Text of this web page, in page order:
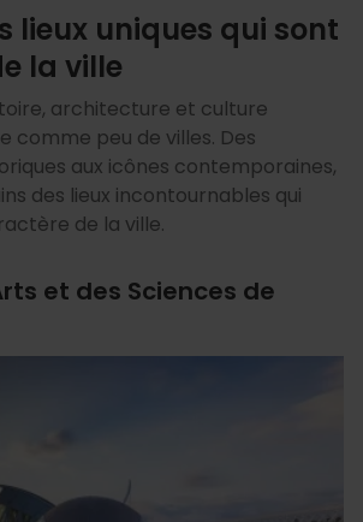
lieux uniques qui sont
la ville
architecture et culture
comme peu de villes. Des
aux icônes contemporaines,
des lieux incontournables qui
de la ville.
et des Sciences de